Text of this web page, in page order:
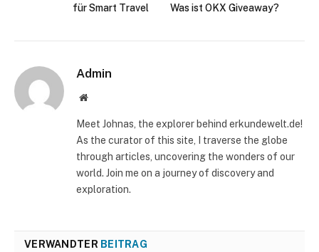
für Smart Travel
Was ist OKX Giveaway?
Admin
Website
Meet Johnas, the explorer behind erkundewelt.de!
As the curator of this site, I traverse the globe
through articles, uncovering the wonders of our
world. Join me on a journey of discovery and
exploration.
VERWANDTER BEITRAG